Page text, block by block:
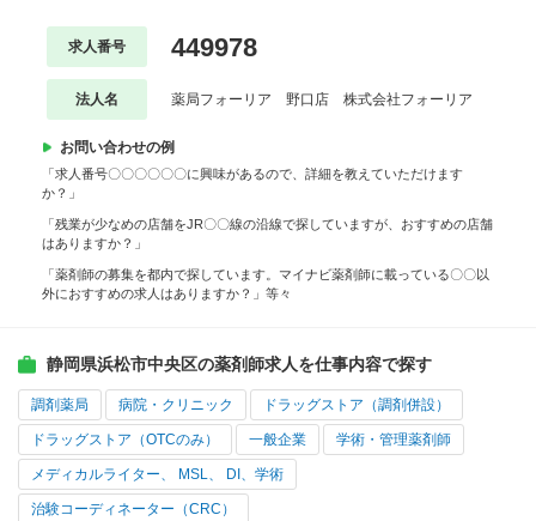
求人番号 449978
法人名 薬局フォーリア 野口店 株式会社フォーリア
お問い合わせの例
「求人番号〇〇〇〇〇〇に興味があるので、詳細を教えていただけます
か？」
「残業が少なめの店舗をJR〇〇線の沿線で探していますが、おすすめの店舗
はありますか？」
「薬剤師の募集を都内で探しています。マイナビ薬剤師に載っている〇〇以
外におすすめの求人はありますか？」等々
静岡県浜松市中央区の薬剤師求人を仕事内容で探す
調剤薬局 病院・クリニック ドラッグストア（調剤併設）
ドラッグストア（OTCのみ） 一般企業 学術・管理薬剤師
メディカルライター、 MSL、 DI、学術
治験コーディネーター（CRC）